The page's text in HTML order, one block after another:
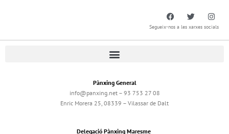
Segueix-nos a les xarxes socials
Pànxing General
info@panxing.net – 93 753 27 08
Enric Morera 25, 08339 – Vilassar de Dalt
Delegació Pànxing Maresme